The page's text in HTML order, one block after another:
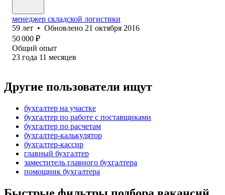
менеджер складской логистики
59 лет • Обновлено 21 октября 2016
50 000 ₽
Общий опыт
23 года 11 месяцев
Другие пользователи ищут
бухгалтер на участке
бухгалтер по работе с поставщиками
бухгалтер по расчетам
бухгалтер-калькулятор
бухгалтер-кассир
главный бухгалтер
заместитель главного бухгалтера
помощник бухгалтера